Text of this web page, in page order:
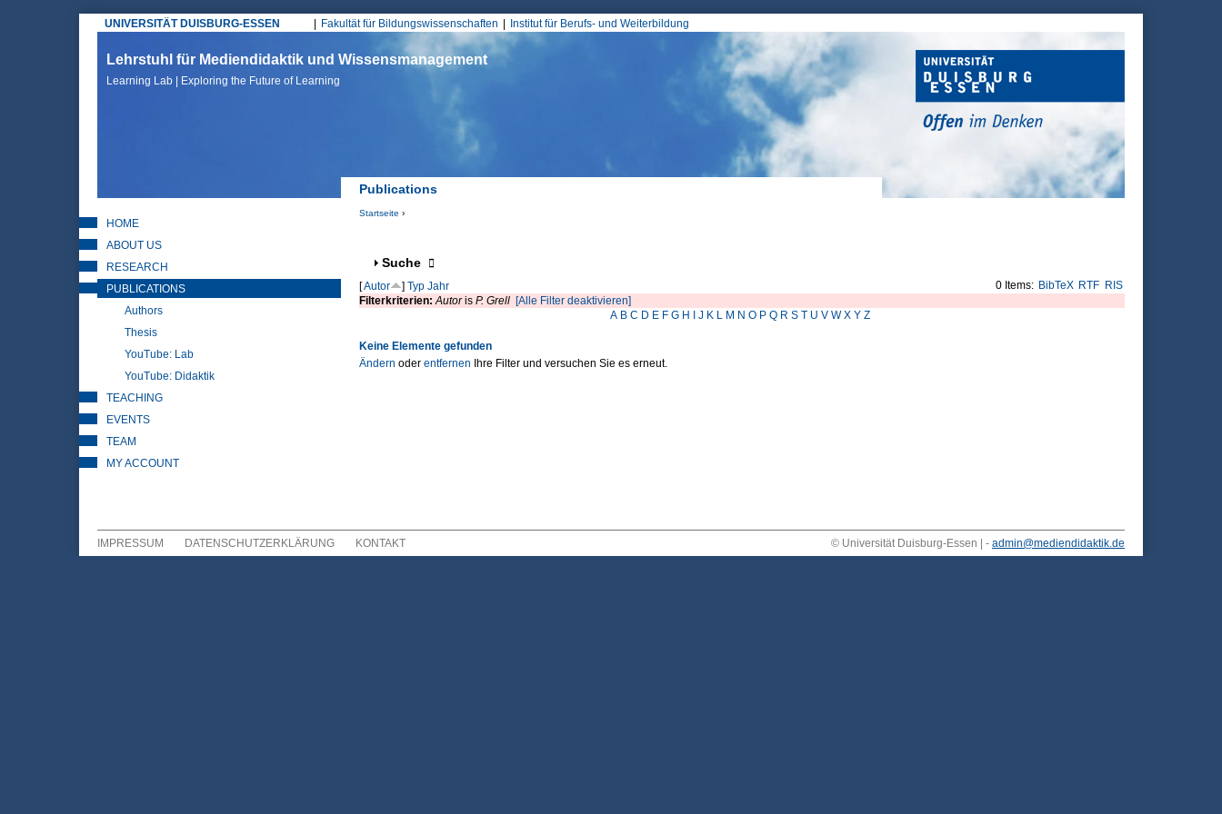
UNIVERSITÄT DUISBURG-ESSEN
Hauptmenü
Fakultät für Bildungswissenschaften Institut für Berufs- und Weiterbildung
Lehrstuhl für Mediendidaktik und Wissensmanagement
Learning Lab | Exploring the Future of Learning
Publications
Startseite ›
Anzeigen
Suche
0 Items: BibTeX RTF RIS
[Autor ] Typ Jahr
Filterkriterien:Autoris P. Grell [Alle Filter deaktivieren]
A B C D E F G H J K L M N O P Q R S T U V W X Y Z
Keine Elemente gefunden
Ändern oder entfernen Ihre Filter und versuchen Sie es erneut.
HOME
ABOUT US
RESEARCH
PUBLICATIONS
Authors
Thesis
YouTube: Lab
YouTube: Didaktik
TEACHING
EVENTS
TEAM
MY ACCOUNT
IMPRESSUM DATENSCHUTZERKLÄRUNG KONTAKT © Universität Duisburg-Essen | - admin@mediendidaktik.de